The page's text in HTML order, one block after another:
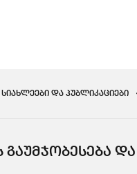
ᲡᲘᲐᲮᲚᲔᲔᲑᲘ ᲓᲐ ᲞᲣᲑᲚᲘᲙᲐᲪᲘᲔᲑᲘ
ᲒᲐᲣᲛᲯᲝᲑᲔᲡᲔᲑᲐ